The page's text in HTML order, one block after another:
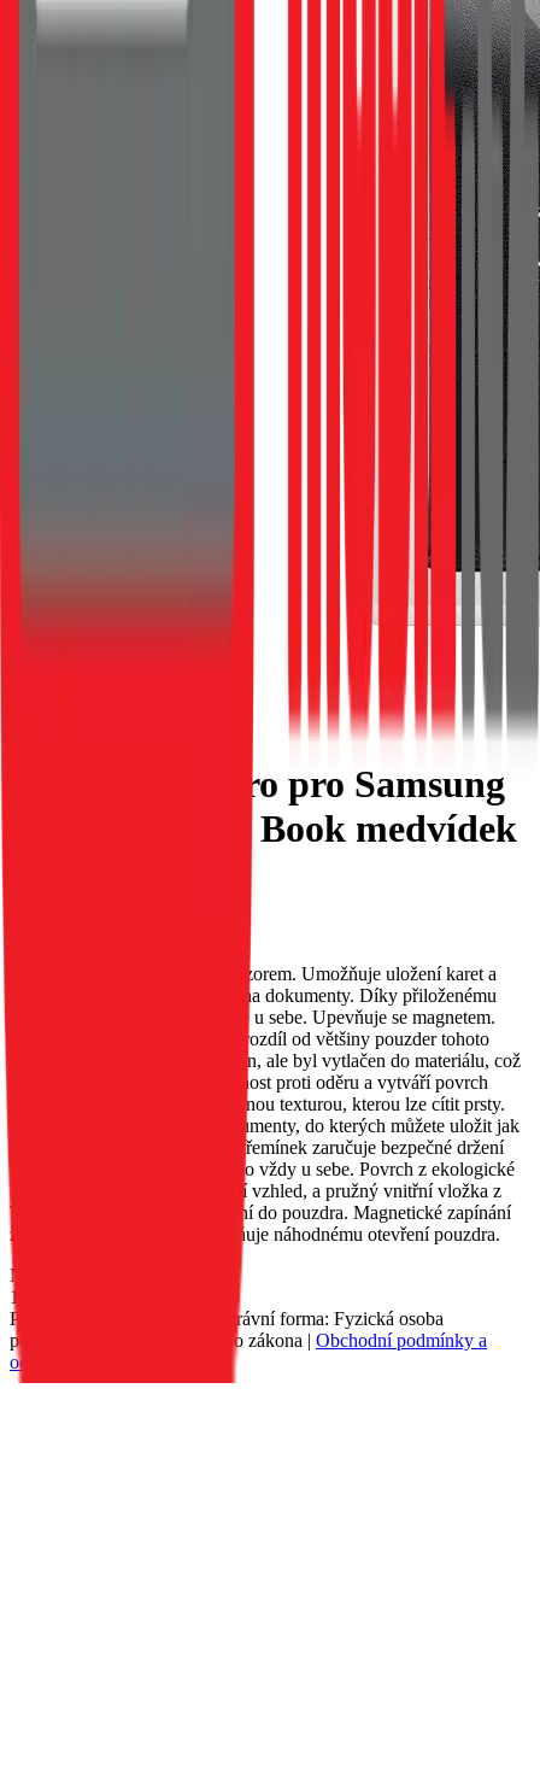
Flipové pouzdro pro Samsung
A56 5G Mezzo Book medvídek
Pouzdro MEZZO s reliéfním vzorem. Umožňuje uložení karet a
bankovek; má speciální kapsy na dokumenty. Díky přiloženému
řemínku jej můžete mít neustále u sebe. Upevňuje se magnetem.
Vzor na pouzdru MEZZO, na rozdíl od většiny pouzder tohoto
typu, nebyl malován ani vytištěn, ale byl vytlačen do materiálu, což
zajišťuje jeho trvanlivost, odolnost proti oděru a vytváří povrch
pouzdra s jemnou, nerovnoměrnou texturou, kterou lze cítit prsty.
Pouzdro má dvě kapsy na dokumenty, do kterých můžete uložit jak
karty, tak bankovky. Přiložený řemínek zaručuje bezpečné držení
pouzdra a umožňuje vám mít ho vždy u sebe. Povrch z ekologické
kůže dodává pouzdru elegantní vzhled, a pružný vnitřní vložka z
TPU usnadňuje vložení zařízení do pouzdra. Magnetické zapínání
zajišťuje pevné držení a zabraňuje náhodnému otevření pouzdra.
Nedostupné
199 Kč
Petr Matyáš, IČ: 00705331, Právní forma: Fyzická osoba
podnikající dle živnostenského zákona | Obchodní podmínky a
ochrana osobních údajů